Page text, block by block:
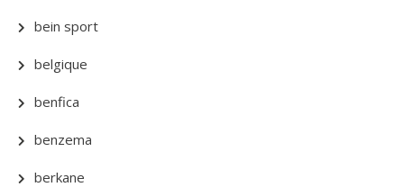
bein sport
belgique
benfica
benzema
berkane